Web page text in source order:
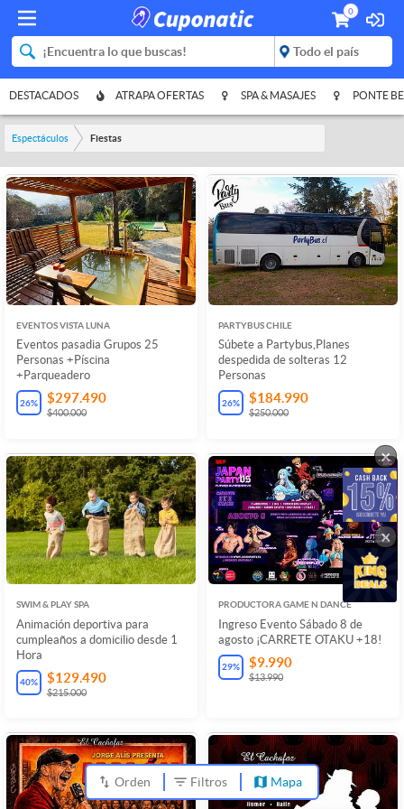
0
DESTACADOS ATRAPA OFERTAS SPA & MASAJES PONTE
Espectáculos Fiestas
EVENTOS VISTA LUNA
Eventos pasadia Grupos 25
Personas +Píscina
+Parqueadero
26% $297.490
$400.000
PARTYBUS CHILE
Súbete a Partybus,Planes
despedida de solteras 12
Personas
26% $184.990
$250.000
SWIM & PLAY SPA
Animación deportiva para
cumpleaños a domicilio desde 1
Hora
40% $129.490
$215.000
PRODUCTORA GAME N DANCE
Ingreso Evento Sábado 8 de
agosto ¡CARRETE OTAKU +18!
29% $9.990
$13.990
Orden Filtros Mapa
×
×